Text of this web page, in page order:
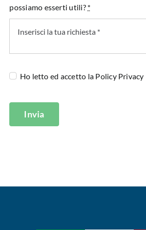
possiamo esserti utili? *
Ho letto ed accetto la Policy Privacy
Invia